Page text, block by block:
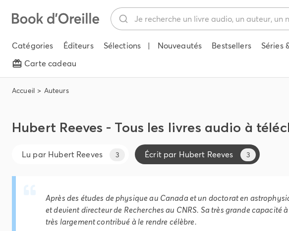
Catégories Éditeurs Sélections | Nouveautés Bestsellers Séries
Carte cadeau
Accueil Auteurs
Hubert Reeves - Tous les livres audio à
Lu par Hubert Reeves 3 Écrit par Hubert Reeves 3
Après des études de physique au Canada et un doctorat en
et devient directeur de Recherches au CNRS. Sa très grande
très largement contribué à le rendre célèbre.